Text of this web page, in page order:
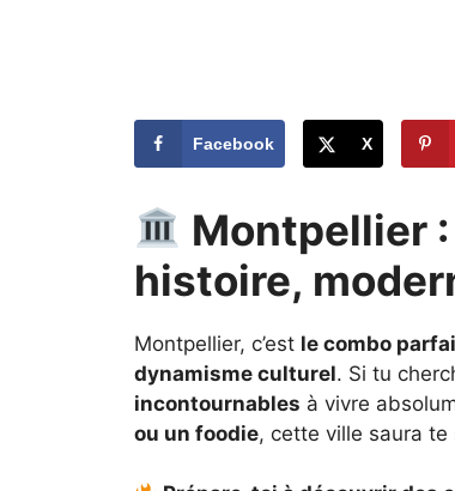
Facebook X
Montpellier
histoire,
Montpellier, c’est le combo
dynamisme culturel. Si tu
incontournables à vivre
ou un foodie, cette ville saura te